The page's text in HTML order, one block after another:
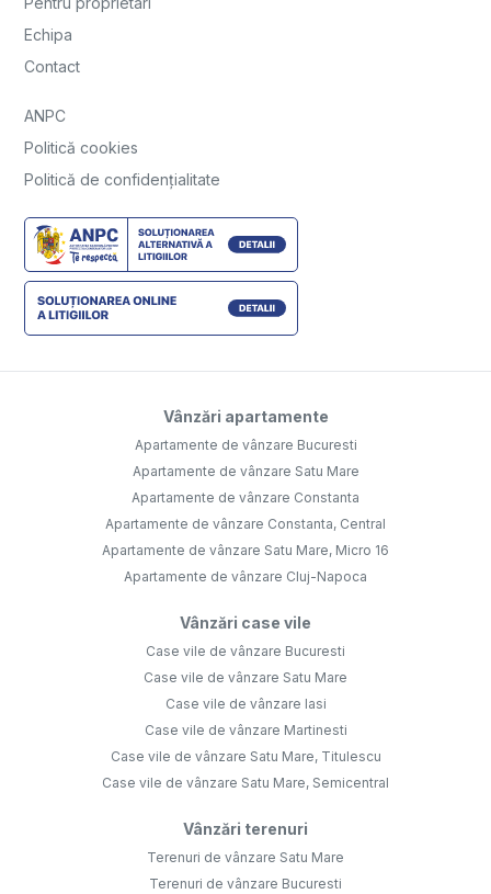
Echipa
Contact
ANPC
Politică cookies
Politică de confidențialitate
Vânzări apartamente
Apartamente de vânzare Bucuresti
Apartamente de vânzare Satu Mare
Apartamente de vânzare Constanta
Apartamente de vânzare Constanta, Central
Apartamente de vânzare Satu Mare, Micro 16
Apartamente de vânzare Cluj-Napoca
Vânzări case vile
Case vile de vânzare Bucuresti
Case vile de vânzare Satu Mare
Case vile de vânzare Iasi
Case vile de vânzare Martinesti
Case vile de vânzare Satu Mare, Titulescu
Case vile de vânzare Satu Mare, Semicentral
Vânzări terenuri
Terenuri de vânzare Satu Mare
Terenuri de vânzare Bucuresti